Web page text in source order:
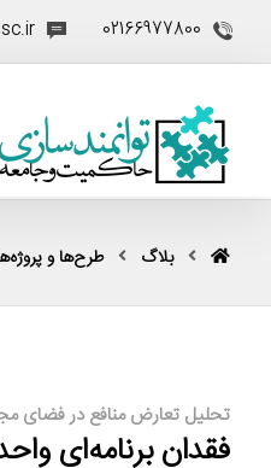
02166977800
بلاگ طرح‌ها و
تحلیل تعارض منافع در فضای
فقدان برنامه‌ای